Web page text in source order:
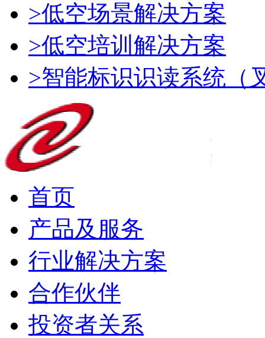
>低空场景解决方案
>低空培训解决方案
>智能标识识读系统（
首页
产品及服务
行业解决方案
合作伙伴
投资者关系